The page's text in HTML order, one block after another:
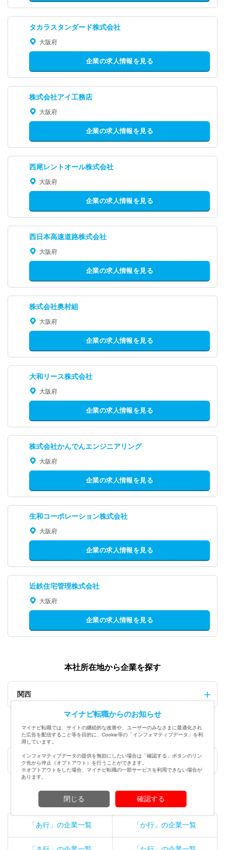
タカラスタンダード株式会社
大阪府
企業の求人情報を見る
株式会社アイ工務店
大阪府
企業の求人情報を見る
西尾レントオール株式会社
大阪府
企業の求人情報を見る
西日本高速道路株式会社
大阪府
企業の求人情報を見る
株式会社奥村組
大阪府
企業の求人情報を見る
大和リース株式会社
大阪府
企業の求人情報を見る
株式会社かんでんエンジニアリング
大阪府
企業の求人情報を見る
生和コーポレーション株式会社
大阪府
企業の求人情報を見る
近鉄住宅管理株式会社
大阪府
企業の求人情報を見る
本社所在地から企業を探す
関西
業種から企業を探す
不動産・建設・設備
社名から企業を探す
「あ行」の企業一覧 「か行」の企業一覧
マイナビ転職からのお知らせ
マイナビ転職では、サイトの継続的な改善や、ユーザーのみなさまに最適化され
た広告を配信すること等を目的に、Cookie等の「インフォマティブデータ」を利
用しています。
インフォマティブデータの提供を無効にしたい場合は「確認する」ボタンのリン
ク先から停止（オプトアウト）を行うことができます。
※オプトアウトをした場合、マイナビ転職の一部サービスを利用できない場合が
あります。
閉じる 確認する